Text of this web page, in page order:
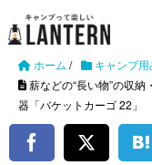
ホーム / キャンプ用
薪などの“長い物”の収
器「バケットカーゴ 22」